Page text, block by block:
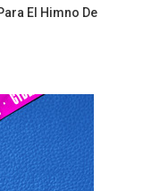
El Himno De